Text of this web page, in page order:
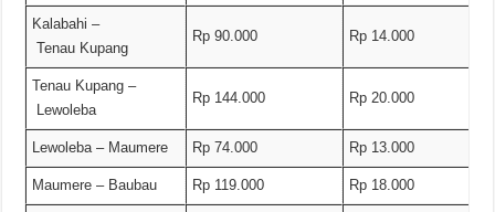
Kalabahi –
Tenau Kupang
Rp 90.000 Rp 14.000
Tenau Kupang –
Lewoleba
Rp 144.000 Rp 20.000
Lewoleba – Maumere Rp 74.000 Rp 13.000
Maumere – Baubau Rp 119.000 Rp 18.000